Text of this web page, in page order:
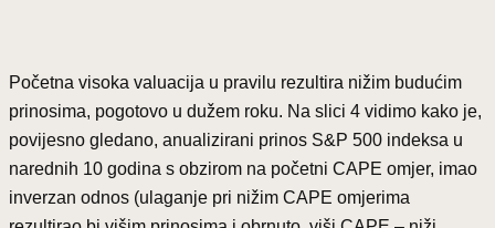
Početna visoka valuacija u pravilu rezultira nižim budućim
prinosima, pogotovo u dužem roku. Na slici 4 vidimo kako je,
povijesno gledano, anualizirani prinos S&P 500 indeksa u
narednih 10 godina s obzirom na početni CAPE omjer, imao
inverzan odnos (ulaganje pri nižim CAPE omjerima